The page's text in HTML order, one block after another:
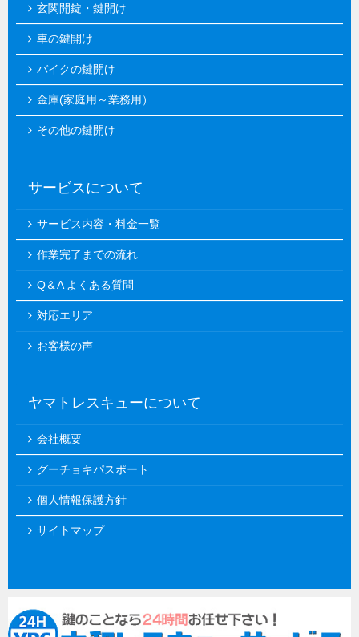
玄関開錠・鍵開け
車の鍵開け
バイクの鍵開け
金庫(家庭用～業務用）
その他の鍵開け
サービスについて
サービス内容・料金一覧
作業完了までの流れ
Q＆A よくある質問
対応エリア
お客様の声
ヤマトレスキューについて
会社概要
グーチョキパスポート
個人情報保護方針
サイトマップ